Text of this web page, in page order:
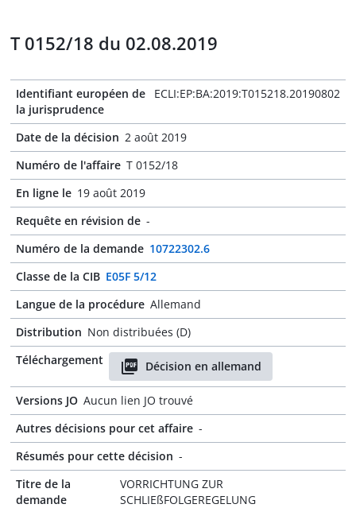
T 0152/18 du 02.08.2019
Identifiant européen de
la jurisprudence
ECLI:EP:BA:2019:T015218.20190802
Date de la décision 2 août 2019
Numéro de l'affaire T 0152/18
En ligne le 19 août 2019
Requête en révision de -
Numéro de la demande 10722302.6
Classe de la CIB E05F 5/12
Langue de la procédure Allemand
Distribution Non distribuées (D)
Téléchargement
Décision en allemand
Versions JO Aucun lien JO trouvé
Autres décisions pour cet affaire -
Résumés pour cette décision -
Titre de la
demande
VORRICHTUNG ZUR
SCHLIEßFOLGEREGELUNG